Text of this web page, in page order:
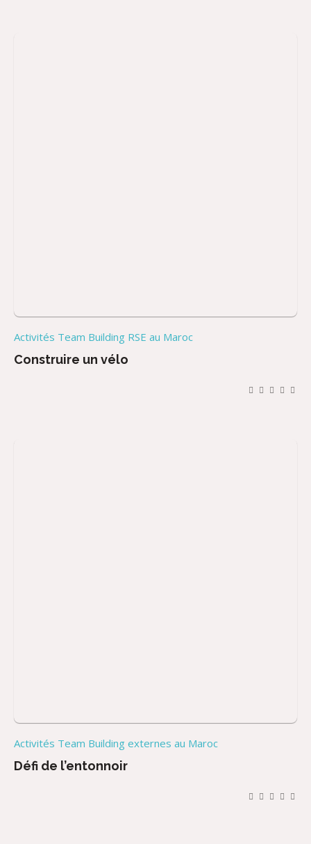
Activités Team Building RSE au Maroc
Construire un vélo
Activités Team Building externes au Maroc
Défi de l’entonnoir